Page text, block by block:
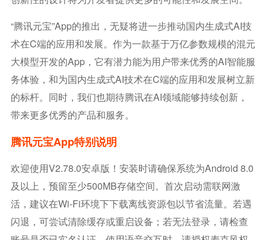
“腾讯元宝”App的推出，无疑将进一步推动国内生成式AI技
术在C端的应用和发展。作为一款基于万亿参数规模的混元
大模型开发的App，它有潜力能为用户带来优秀的AI智能服
务体验，和为国内生成式AI技术在C端的应用和发展树立新
的标杆。同时，我们也期待腾讯在AI领域能够持续创新，
带来更多优秀的产品和服务。
腾讯元宝app特别说明
欢迎使用v2.78.0安卓版！安装时请确保系统为Android 8.0
及以上，预留至少500MB存储空间。首次启动需联网激
活，建议在Wi-Fi环境下下载离线资源包以节省流量。若遇
闪退，可尝试清除缓存或重启设备；若无法登录，请检查